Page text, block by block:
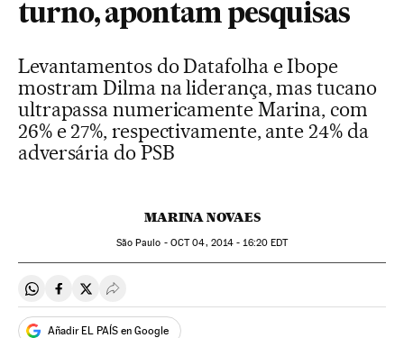
turno, apontam pesquisas
Levantamentos do Datafolha e Ibope
mostram Dilma na liderança, mas tucano
ultrapassa numericamente Marina, com
26% e 27%, respectivamente, ante 24% da
adversária do PSB
MARINA NOVAES
São Paulo - OCT04, 2014 - 16:20EDT
Compartir en Whatsapp
Compartir en Facebook
Compartir en Twitter
Desplegar Redes Sociales
Añadir EL PAÍS en Google